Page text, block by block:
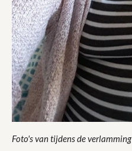
Foto's van tijdens de verlamming